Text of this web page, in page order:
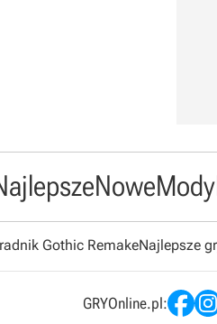
NoweMody
Gothic RemakeNajlepsze
GRYOnline.pl: